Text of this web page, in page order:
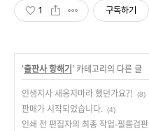
1 구독하기
'출판사 항해기' 카테고리의 다른 글
인생지사 새옹지마라 했던가요?!
(8)
판매가 시작되었습니다. (4)
인쇄 전 편집자의 최종 작업-필름검판